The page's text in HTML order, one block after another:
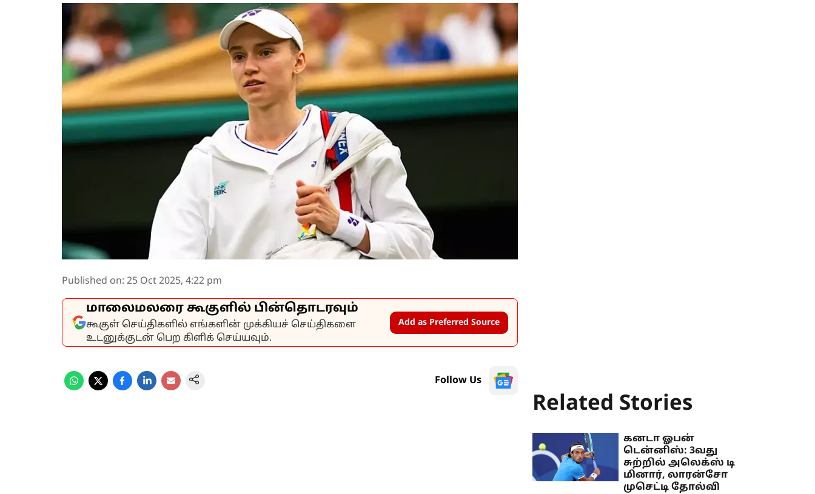
Published on: 25 Oct 2025, 4:22 pm
மாலைமலரை கூகுளில் பின்தொடரவும்
கூகுள் செய்திகளில் எங்களின் முக்கியச் செய்திகளை
உடனுக்குடன் பெற கிளிக் செய்யவும்.
Add as Preferred Source
Follow Us
Related Stories
கனடா ஓபன்
டென்னிஸ்: 3வது
சுற்றில் அலெக்ஸ் டி
மினார், லாரன்சோ
முசெட்டி தோல்வி